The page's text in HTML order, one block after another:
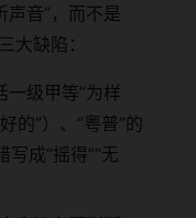
音”，而不是
大缺陷：
一级甲等”为样
的”）、“粤普”的
写成“摇得”“无